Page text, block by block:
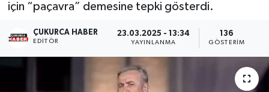
için “paçavra” demesine tepki gösterdi.
ÇUKURCA HABER
EDITÖR
23.03.2025 - 13:34
YAYINLANMA
136
GÖSTERIM
Hakkari
Siyaset